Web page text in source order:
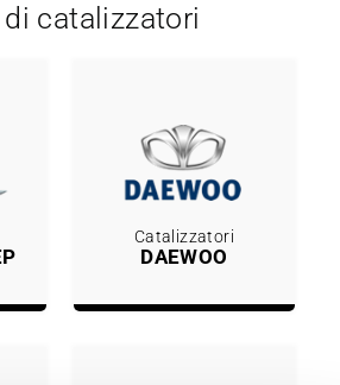
catalizzatori
Catalizzatori
DAEWOO